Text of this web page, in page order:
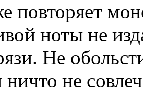
повторяет
ноты не
Не
не